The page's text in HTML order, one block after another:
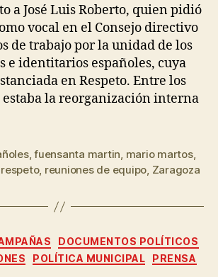
a José Luis Roberto, quien pidió
vocal en el Consejo directivo
de trabajo por la unidad de los
e identitarios españoles, cuya
en Respeto. Entre los
estaba la reorganización interna
,fuensanta martin, mario martos,
respeto, reuniones de equipo, Zaragoza
DOCUMENTOS POLÍTICOS
POLÍTICA MUNICIPAL PRENSA